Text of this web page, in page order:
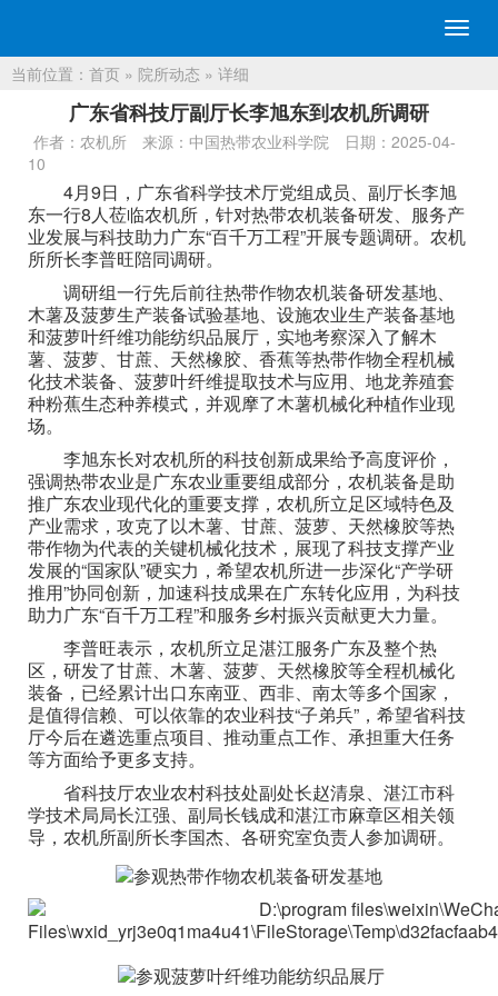
切
换
当前位置： 首页 » 院所动态 » 详细
广东省科技厅副厅长李旭东到农机所调研
作者：农机所 来源：中国热带农业科学院
日期：2025-04-
10
4月9日，广东省科学技术厅党组成员、副厅长李旭
东一行8人莅临农机所，针对热带农机装备研发、服务产
业发展与科技助力广东“百千万工程”开展专题调研。农机
所所长李普旺陪同调研。
调研组一行先后前往热带作物农机装备研发基地、
木薯及菠萝生产装备试验基地、设施农业生产装备基地
和菠萝叶纤维功能纺织品展厅，实地考察深入了解木
薯、菠萝、甘蔗、天然橡胶、香蕉等热带作物全程机械
化技术装备、菠萝叶纤维提取技术与应用、地龙养殖套
种粉蕉生态种养模式，并观摩了木薯机械化种植作业现
场。
李旭东长对农机所的科技创新成果给予高度评价，
强调热带农业是广东农业重要组成部分，农机装备是助
推广东农业现代化的重要支撑，农机所立足区域特色及
产业需求，攻克了以木薯、甘蔗、菠萝、天然橡胶等热
带作物为代表的关键机械化技术，展现了科技支撑产业
发展的“国家队”硬实力，希望农机所进一步深化“产学研
推用”协同创新，加速科技成果在广东转化应用，为科技
助力广东“百千万工程”和服务乡村振兴贡献更大力量。
李普旺表示，农机所立足湛江服务广东及整个热
区，研发了甘蔗、木薯、菠萝、天然橡胶等全程机械化
装备，已经累计出口东南亚、西非、南太等多个国家，
是值得信赖、可以依靠的农业科技“子弟兵”，希望省科技
厅今后在遴选重点项目、推动重点工作、承担重大任务
等方面给予更多支持。
省科技厅农业农村科技处副处长赵清泉、湛江市科
学技术局局长江强、副局长钱成和湛江市麻章区相关领
导，农机所副所长李国杰、各研究室负责人参加调研。